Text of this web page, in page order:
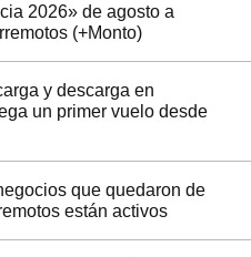
2026» de agosto a
(+Monto)
y descarga en
un primer vuelo desde
que quedaron de
están activos